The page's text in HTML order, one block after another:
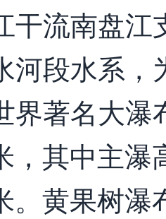
干流南盘
河段水系
界著名大
，其中主
。黄果树